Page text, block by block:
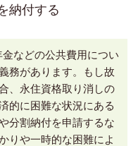
納付する
などの公共費用につい
務があります。もし故
、永住資格取り消しの
的に困難な状況にある
分割納付を申請するな
りや一時的な困難によ